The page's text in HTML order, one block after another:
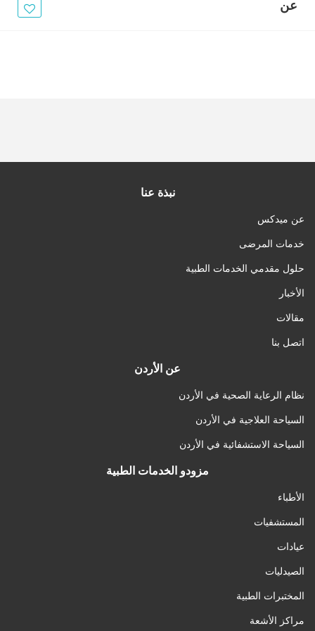
عن
نبذة عنا
عن ميدكس
خدمات المرضى
حلول مقدمي الخدمات الطبية
الأخبار
مقالات
اتصل بنا
عن الأردن
نظام الرعاية الصحية في الأردن
السياحة العلاجية في الأردن
السياحة الاستشفائية في الأردن
مزودو الخدمات الطبية
الأطباء
المستشفيات
عيادات
الصيدليات
المختبرات الطبية
مراكز الأشعة